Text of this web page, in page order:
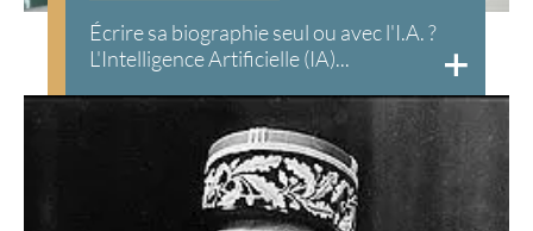
Écrire sa biographie seul ou avec l'I.A. ?
L'Intelligence Artificielle (IA)...